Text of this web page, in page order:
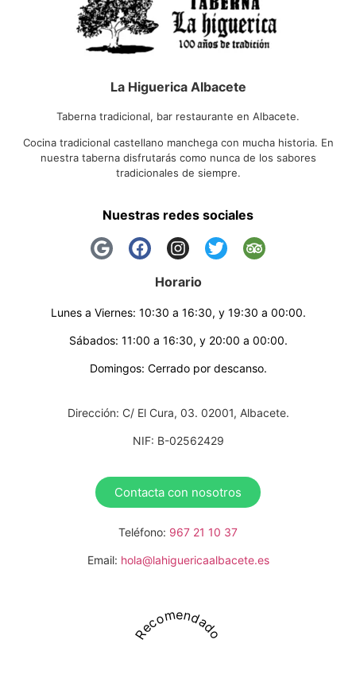
La Higuerica Albacete
Taberna tradicional, bar restaurante en Albacete.
Cocina tradicional castellano manchega con mucha historia. En
nuestra taberna disfrutarás como nunca de los sabores
tradicionales de siempre.
Nuestras redes sociales
Horario
Lunes a Viernes: 10:30 a 16:30, y 19:30 a 00:00.
Sábados: 11:00 a 16:30, y 20:00 a 00:00.
Domingos: Cerrado por descanso.
Dirección: C/ El Cura, 03. 02001, Albacete.
NIF: B-02562429
Contacta con nosotros
Teléfono: 967 21 10 37
Email: hola@lahiguericaalbacete.es
Recomendado